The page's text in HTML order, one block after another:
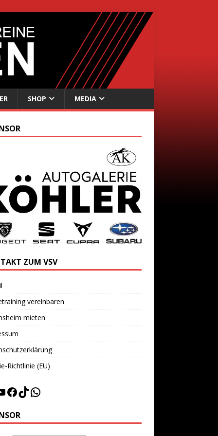
SHOP MEDIA
ZUM VSV
vereinbaren
mieten
Richtlinie (EU)